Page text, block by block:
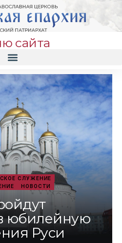
сайта
СЛУЖЕНИЕ
НОВОСТИ
юбилейную
Руси